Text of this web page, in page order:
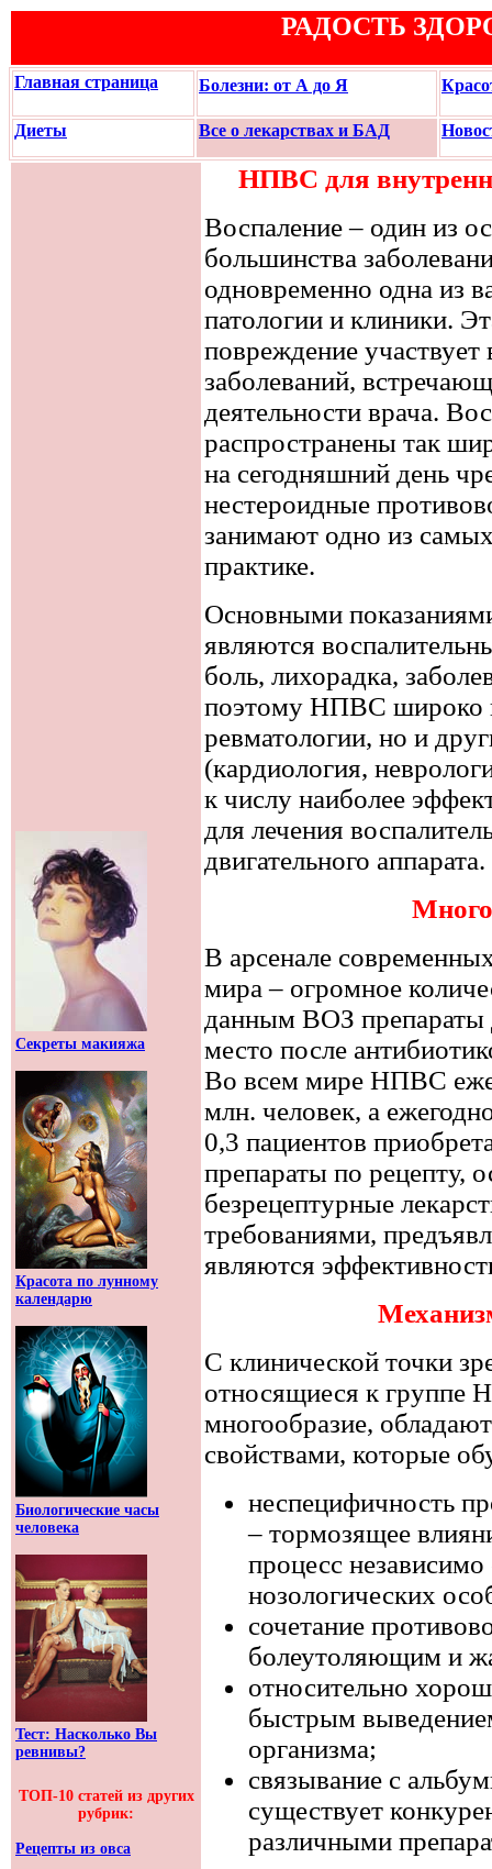
РАДОСТЬ
Главная страница Болезни: от А до Я
Диеты Все о лекарствах и БАД
Секреты макияжа
Красота по лунному
календарю
Биологические часы
человека
Тест: Насколько Вы
ревнивы?
ТОП-10 статей из других
рубрик:
Рецепты из овса
НПВС для
Воспаление – один из
большинства
одновременно одна из
патологии и клиники.
повреждение
заболеваний,
деятельности врача.
распространены так
на сегодняшний день
нестероидные
занимают одно из
практике.
Основными
являются
боль, лихорадка,
поэтому НПВС широко
ревматологии, но и
(кардиология,
к числу наиболее
для лечения
двигательного аппарата.
В арсенале
мира – огромное
данным ВОЗ препараты
место после
Во всем мире НПВС
млн. человек, а
0,3 пациентов
препараты по рецепту,
безрецептурные
требованиями,
являются
С клинической точки
относящиеся к группе
многообразие,
свойствами, которые
неспецифичность
– тормозящее
процесс независимо
нозологических
сочетание
болеутоляющим и
относительно
быстрым
организма;
связывание с
существует
различными